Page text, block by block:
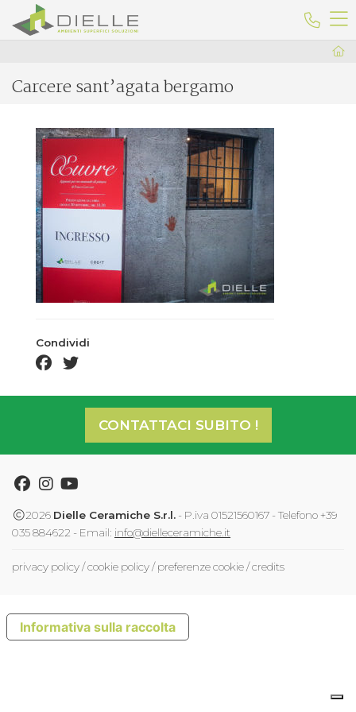
Dielle Ceramiche
Carcere sant’agata bergamo
Condividi
facebook share
twitter share
CONTATTACI SUBITO !
Facebook
Instagram
Youtube
2026 Dielle Ceramiche S.r.l. - P.iva 01521560167 - Telefono +39
035 884622 - Email: info@dielleceramiche.it
privacy policy/cookie policy/preferenze cookie/credits
Informativa sulla raccolta